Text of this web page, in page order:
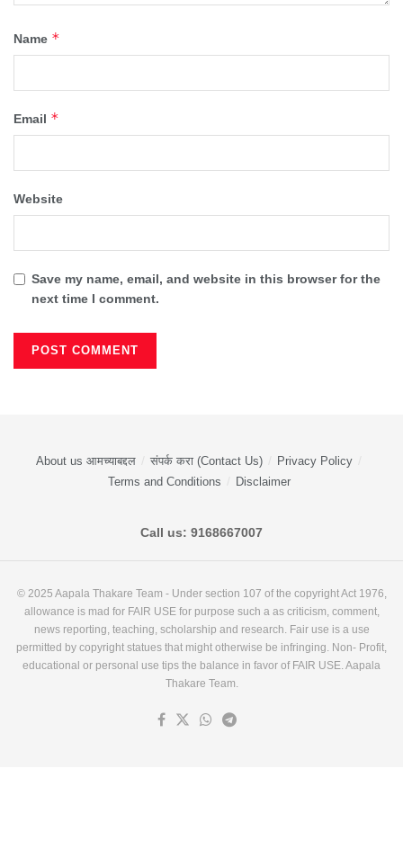
Name *
Email *
Website
Save my name, email, and website in this browser for the
next time I comment.
About us आमच्याबद्दल संपर्क करा (Contact Us)
Privacy Policy
Terms and Conditions
Disclaimer
Call us: 9168667007
© 2025 Aapala Thakare Team - Under section 107 of the copyright Act 1976,
allowance is mad for FAIR USE for purpose such a as criticism, comment,
news reporting, teaching, scholarship and research. Fair use is a use
permitted by copyright statues that might otherwise be infringing. Non- Profit,
educational or personal use tips the balance in favor of FAIR USE. Aapala
Thakare Team.